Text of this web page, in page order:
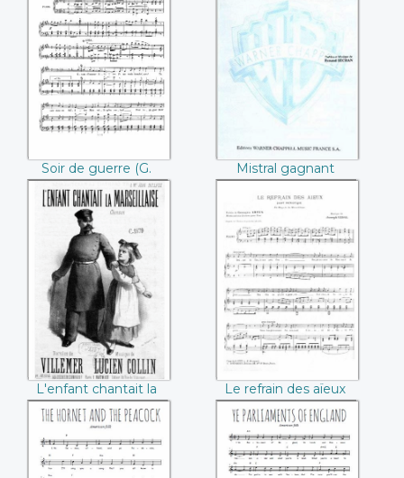
Soir de guerre (G.
Guibourg / Arthur
Drouillon)
Soir de guerre (G.
Guibourg / Arthur
Drouillon)
Mistral gagnant
(Renaud)
Mistral gagnant
(Renaud)
L'enfant chantait la
Marseillaise
(Villemer / Lucien
Collin)
L'enfant chantait la
Marseillaise (Villemer
/ Lucien Collin)
Le refrain des aïeux
(Georges Artus /
Joseph Vidal)
Le refrain des aïeux
(Georges Artus /
Joseph Vidal)
The hornet and
Ye parliaments of